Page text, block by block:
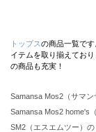
トップスの商品一覧です
イテムを取り揃えてお
の商品も充実！
Samansa Mos2（サマ
Samansa Mos2 home's
SM2（エスエムツー）